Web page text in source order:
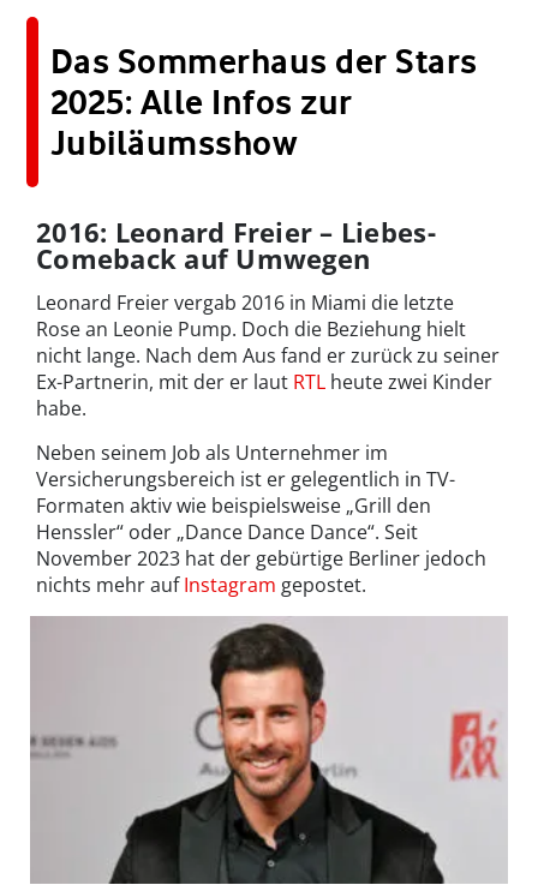
Das Sommerhaus der Stars
2025: Alle Infos zur
Jubiläumsshow
2016: Leonard Freier – Liebes-
Comeback auf Umwegen
Leonard Freier vergab 2016 in Miami die letzte
Rose an Leonie Pump. Doch die Beziehung hielt
nicht lange. Nach dem Aus fand er zurück zu seiner
Ex-Partnerin, mit der er laut RTL heute zwei Kinder
habe.
Neben seinem Job als Unternehmer im
Versicherungsbereich ist er gelegentlich in TV-
Formaten aktiv wie beispielsweise „Grill den
Henssler“ oder „Dance Dance Dance“. Seit
November 2023 hat der gebürtige Berliner jedoch
nichts mehr aufInstagram gepostet.